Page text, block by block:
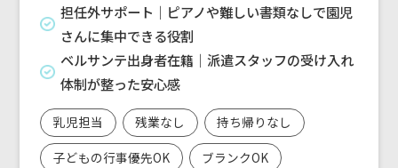
担任外サポート｜ピアノや難しい書類なしで園児
さんに集中できる役割
ベルサンテ出身者在籍｜派遣スタッフの受け入れ
体制が整った安心感
乳児担当 残業なし
持ち帰りなし
子どもの行事優先OK
ブランクOK